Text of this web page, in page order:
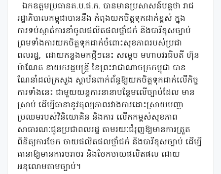
ឯកឧត្ដមប្រធានគ.ប.ផ.ក. បានមានប្រសាសន៍បន្តថា រាជ
រដ្ឋាភិបាលកម្ពុជាបាននឹង កំពុងយកចិត្តទុកដាក់ខ្ពស់ ក្នុង
ការទប់ស្កាត់ការនាំចូលផលិតផលថ្នាំជក់ និងបារីខុសច្បាប់
ព្រមទាំងការយកចិត្តទុកដាក់ចំពោះសុខភាពរបស់ប្រជា
ពលរដ្ឋ, ដោយកន្លងមកថ្មីៗនេះ សម្តេច មហាបវរធិបតី ហ៊ុន
ម៉ាណែត នាយករដ្ឋមន្ត្រី នៃព្រះរាជាណាចក្រកម្ពុជា បាន
ណែនាំដល់ក្រសួង ស្ថាប័នពាក់ព័ន្ធឱ្យយកចិត្តទុកដាក់លើកិច្ច
ការទាំងនេះ ជាមួយយន្តការនានាបន្ថែមលើច្បាប់ដែល មាន
ស្រាប់ ដើម្បីធានានូវតុល្យភាពរវាងការដោះស្រាយបញ្ហា
ប្រឈមរបស់វិនិយោគិន និងការ លើកកម្ពស់សុខភាព
សាធារណៈជូនប្រជាពលរដ្ឋ តាមរយៈជំរុញឱ្យមានការត្រួត
ពិនិត្យការចែក ចាយផលិតផលថ្នាំជក់ និងបារីខុសច្បាប់ ដើម្បី
ធានាឱ្យមានការចរាចរ និងចែកចាយផលិតផល ដោយ
អនុលោមតាមច្បាប់។